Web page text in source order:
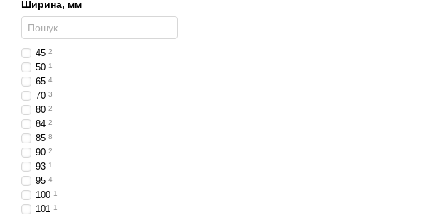
Ширина, мм
45 2
50 1
65 4
70 3
80 2
84 2
85 8
90 2
93 1
95 4
100 1
101 1